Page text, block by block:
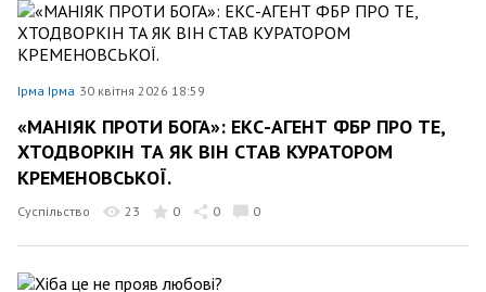
Ірма Ірма 30 квітня 2026 18:59
«МАНІЯК ПРОТИ БОГА»: ЕКС-АГЕНТ ФБР ПРО ТЕ,
ХТОДВОРКІН ТА ЯК ВІН СТАВ КУРАТОРОМ
КРЕМЕНОВСЬКОЇ.
Суспільство 23 0 0 0